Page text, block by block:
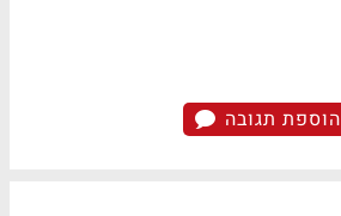
הוספת תגובה